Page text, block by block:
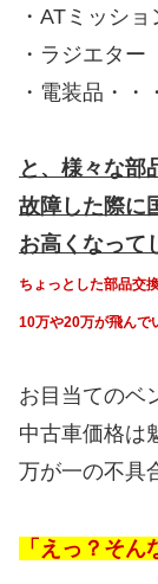
・ATミッショ
・ラジエター
・電装品・・
と、様々な部
故障した際に
お高くなって
ちょっとした部品交
10万や20万が飛んで
お目当てのベ
中古車価格は
万が一の不具
「えっ？そん